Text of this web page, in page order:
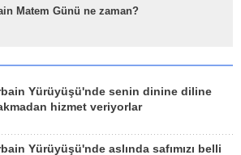
Matem Günü ne zaman?
Yürüyüşü'nde senin dinine diline
hizmet veriyorlar
Yürüyüşü'nde aslında safımızı belli